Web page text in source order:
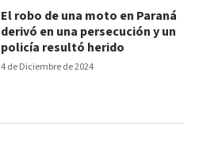
4 de Diciembre de 2024
El robo de una moto en Paraná
derivó en una persecución y un
policía resultó herido